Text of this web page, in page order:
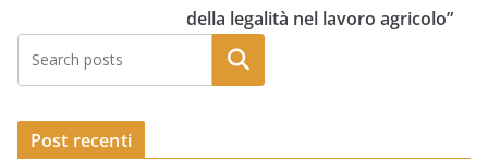
della legalità nel lavoro agricolo”
Post recenti